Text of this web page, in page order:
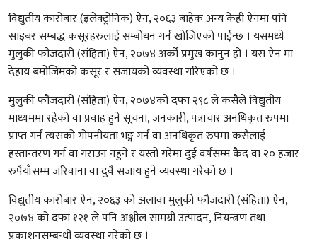
विद्युतीय कारोबार (इलेक्ट्रोनिक) ऐन, २०६३ बाहेक अन्य केही ऐनमा पनि
साइबर सम्बद्ध कसूरहरुलाई सम्बोधन गर्न खोजिएको पाईन्छ । यसमध्ये
मुलुकी फौजदारी (संहिता) ऐन, २०७४ अर्को प्रमुख कानुन हो । यस ऐन मा
देहाय बमोजिमको कसूर र सजायको व्यवस्था गरिएको छ ।
मुलुकी फौजदारी (संहिता) ऐन, २०७४को दफा २९८ ले कसैले विद्युतीय
माध्यममा रहेको वा प्रवाह हुने सूचना, जनकारी, पत्राचार अनधिकृत रुपमा
प्राप्त गर्न त्यसको गोपनीयता भङ्ग गर्न वा अनधिकृत रुपमा कसैलाई
हस्तान्तरण गर्न वा गराउन नहुने र यस्तो गरेमा दुई वर्षसम्म कैद वा २० हजार
रुपैयाँसम्म जरिवाना वा दुवै सजाय हुने व्यवस्था गरेको छ ।
विद्युतीय कारोबार ऐन, २०६३ को अलावा मुलुकी फौजदारी (संहिता) ऐन,
२०७४ को दफा १२१ ले पनि अश्लील सामग्री उत्पादन, नियन्त्रण तथा
प्रकाशनसम्बन्धी व्यवस्था गरेको छ ।